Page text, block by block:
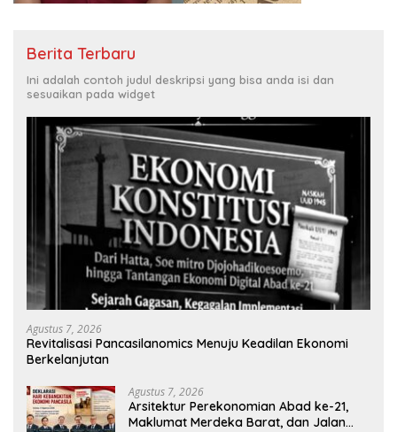
Berita Terbaru
Ini adalah contoh judul deskripsi yang bisa anda isi dan
sesuaikan pada widget
Agustus 7, 2026
Revitalisasi Pancasilanomics Menuju Keadilan Ekonomi
Berkelanjutan
Agustus 7, 2026
Arsitektur Perekonomian Abad ke-21,
Maklumat Merdeka Barat, dan Jalan